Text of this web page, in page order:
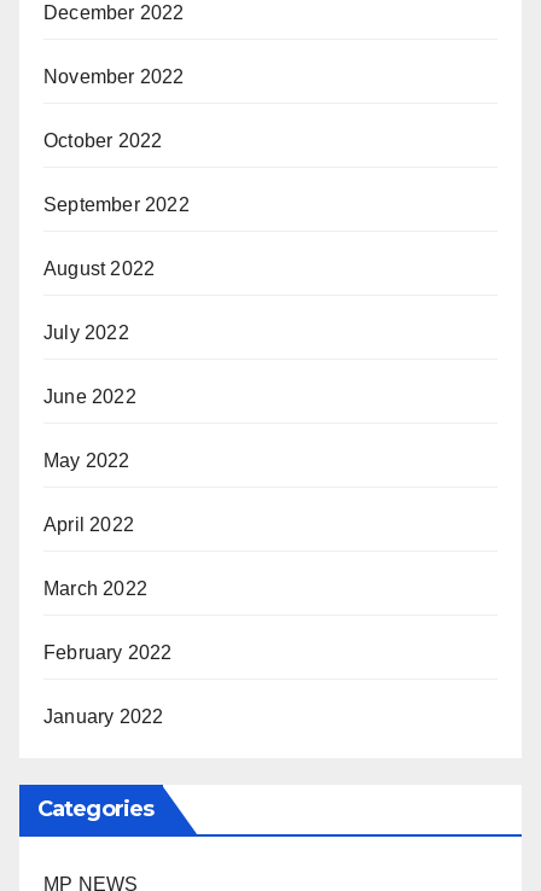
December 2022
November 2022
October 2022
September 2022
August 2022
July 2022
June 2022
May 2022
April 2022
March 2022
February 2022
January 2022
Categories
MP NEWS